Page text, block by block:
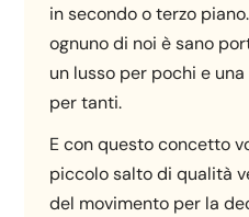
in secondo o terzo
ognuno di noi è sano
un lusso per pochi e
per tanti.
E con questo concetto
piccolo salto di qualità
del movimento per la